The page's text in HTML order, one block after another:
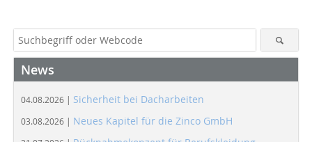
News
04.08.2026 | Sicherheit bei Dacharbeiten
03.08.2026 | Neues Kapitel für die Zinco GmbH